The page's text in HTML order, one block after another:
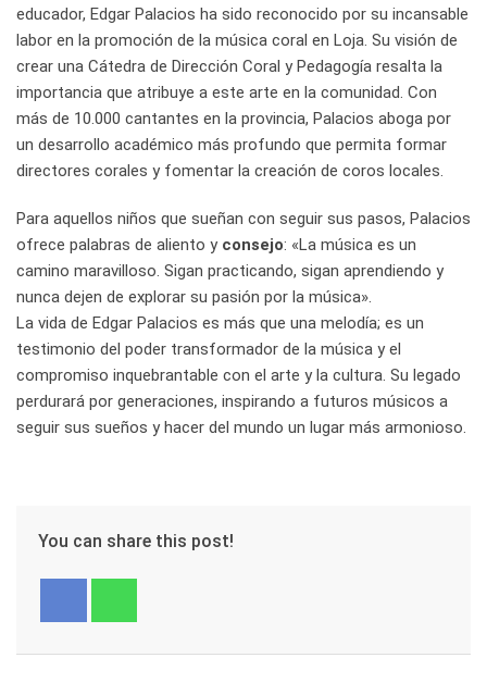
educador, Edgar Palacios ha sido reconocido por su incansable
labor en la promoción de la música coral en Loja. Su visión de
crear una Cátedra de Dirección Coral y Pedagogía resalta la
importancia que atribuye a este arte en la comunidad. Con
más de 10.000 cantantes en la provincia, Palacios aboga por
un desarrollo académico más profundo que permita formar
directores corales y fomentar la creación de coros locales.
Para aquellos niños que sueñan con seguir sus pasos, Palacios
ofrece palabras de aliento y consejo: «La música es un
camino maravilloso. Sigan practicando, sigan aprendiendo y
nunca dejen de explorar su pasión por la música».
La vida de Edgar Palacios es más que una melodía; es un
testimonio del poder transformador de la música y el
compromiso inquebrantable con el arte y la cultura. Su legado
perdurará por generaciones, inspirando a futuros músicos a
seguir sus sueños y hacer del mundo un lugar más armonioso.
You can share this post!